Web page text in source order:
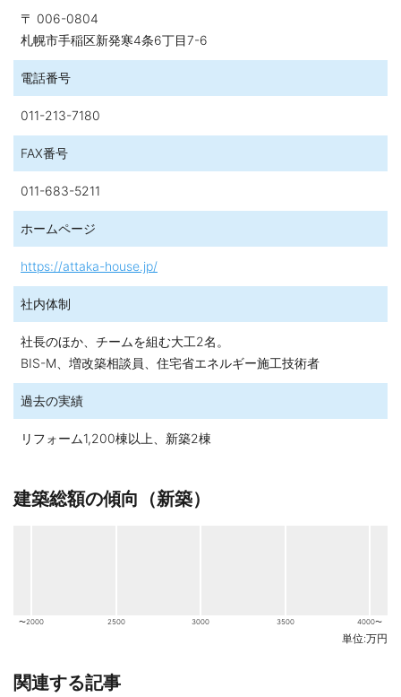
2015.01.20
500万円で断熱リフォームした成功例．「帰宅したら家の中が5℃
も高い」
〒 006-0804
札幌市手稲区新発寒4条6丁目7-6
電話番号
011-213-7180
FAX番号
011-683-5211
ホームページ
https://attaka-house.jp/
社内体制
社長のほか、チームを組む大工2名。
BIS-M、増改築相談員、住宅省エネルギー施工技術者
過去の実績
リフォーム1,200棟以上、新築2棟
建築総額の傾向（新築）
〜2000 2500 3000 3500 4000〜
単位:万円
関連する記事